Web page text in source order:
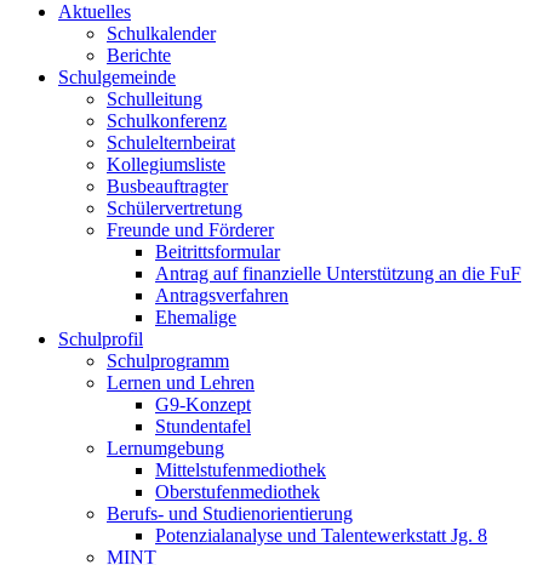
Aktuelles
Schulkalender
Berichte
Schulgemeinde
Schulleitung
Schulkonferenz
Schulelternbeirat
Kollegiumsliste
Busbeauftragter
Schülervertretung
Freunde und Förderer
Beitrittsformular
Antrag auf finanzielle Unterstützung an die FuF
Antragsverfahren
Ehemalige
Schulprofil
Schulprogramm
Lernen und Lehren
G9-Konzept
Stundentafel
Lernumgebung
Mittelstufenmediothek
Oberstufenmediothek
Berufs- und Studienorientierung
Potenzialanalyse und Talentewerkstatt Jg. 8
MINT